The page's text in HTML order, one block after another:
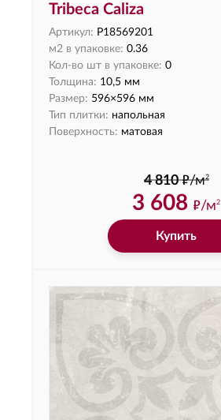
Tribeca Caliza
Артикул: P18569201
м2 в упаковке: 0.36
Кол-во шт в упаковке: 0
Толщина: 10,5 мм
Размер: 596×596 мм
Тип плитки: напольная
Поверхность: матовая
4 810 ф/м2
3 608 ф/м2
Купить